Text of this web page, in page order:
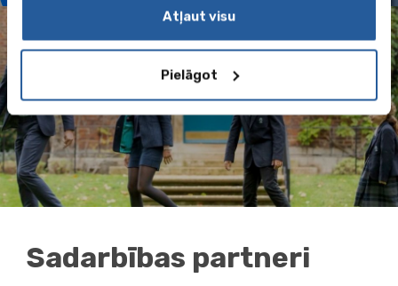
Atļaut visu
Pielāgot
Vidēja izglītība ārzemēs
Sadarbības partneri